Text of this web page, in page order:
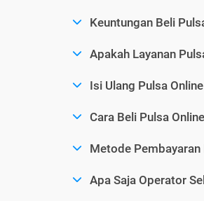
Keuntungan Beli
Apakah Layanan
Isi Ulang Pulsa
Cara Beli Pulsa
Metode
Apa Saja Operator